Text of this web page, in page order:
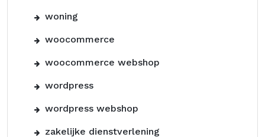
woning
woocommerce
woocommerce webshop
wordpress
wordpress webshop
zakelijke dienstverlening